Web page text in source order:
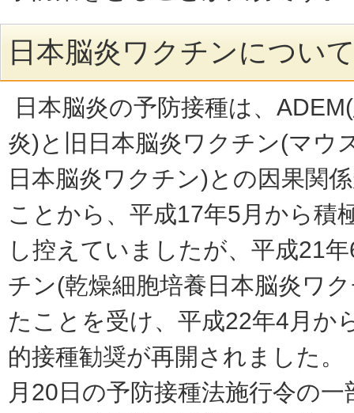
日本脳炎ワクチンについ
日本脳炎の予防接種は、
炎)と旧日本脳炎ワクチン(マウ
日本脳炎ワクチン)との因果関
ことから、平成17年5月から積
し控えていましたが、平成21
チン(乾燥細胞培養日本脳炎ワ
たことを受け、平成22年4月か
的接種勧奨が再開されました
月20日の予防接種法施行令の